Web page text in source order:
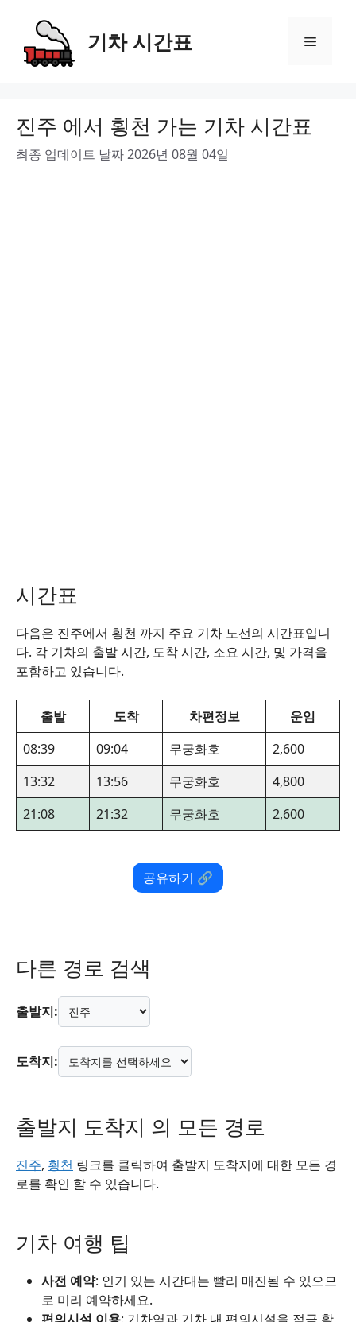
content
기차 시간표 Menu
진주 에서 횡천 가는 기차 시간표
최종 업데이트 날짜 2026년 08월 04일
시간표
다음은 진주에서 횡천 까지 주요 기차 노선의 시간표입니
다. 각 기차의 출발 시간, 도착 시간, 소요 시간, 및 가격을
포함하고 있습니다.
출발 도착 차편정보
운임
08:39
09:04 무궁화호
2,600
13:32
13:56 무궁화호
4,800
21:08
21:32 무궁화호 2,600
공유하기 🔗
다른 경로 검색
출발지:
도착지:
출발지 도착지 의 모든 경로
진주, 횡천 링크를 클릭하여 출발지 도착지에 대한 모든 경
로를 확인 할 수 있습니다.
기차 여행 팁
사전 예약: 인기 있는 시간대는 빨리 매진될 수 있으므
로 미리 예약하세요.